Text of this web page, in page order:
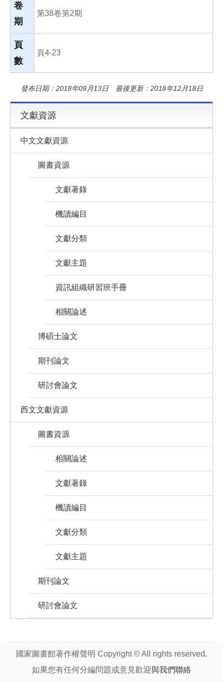
卷
期
第38卷第2期
頁
數
頁4-23
發布日期：2018年09月13日 最後更新：2018年12月18日
文獻資源
中文文獻資源
圖書資源
文獻著錄
機讀編目
文獻分類
文獻主題
資訊組織研習班手冊
相關論述
博碩士論文
期刊論文
研討會論文
西文文獻資源
圖書資源
相關論述
文獻著錄
機讀編目
文獻分類
文獻主題
期刊論文
研討會論文
國家圖書館著作權聲明 Copyright © All rights reserved.
如果您有任何分編問題或意見歡迎與我們聯絡